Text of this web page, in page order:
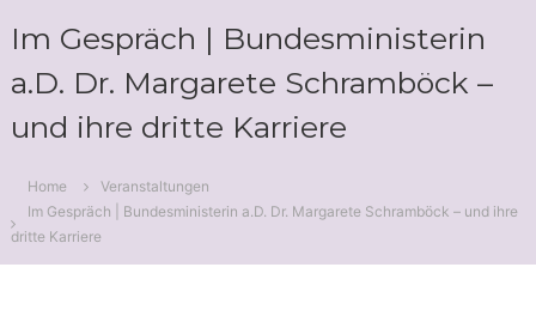
Im Gespräch | Bundesministerin
a.D. Dr. Margarete Schramböck –
und ihre dritte Karriere
Home
Veranstaltungen
Im Gespräch | Bundesministerin a.D. Dr. Margarete Schramböck – und ihre
dritte Karriere